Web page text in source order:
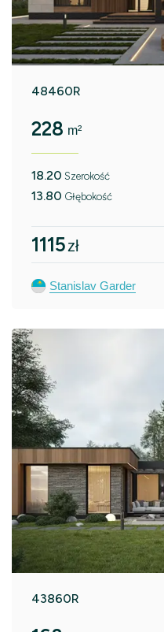
48460R
228 m²
18.20 Szerokość
13.80 Głębokość
1115zł
Stanislav Garder
43860R